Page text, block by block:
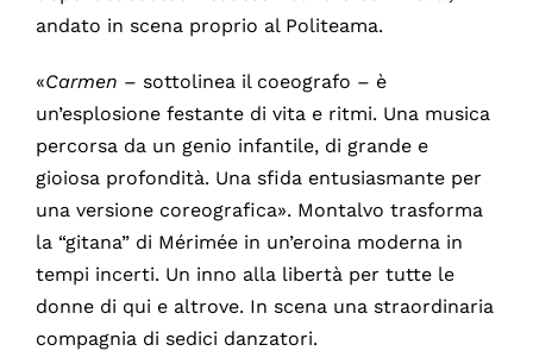
andato in scena proprio al Politeama.
«Carmen – sottolinea il coeografo – è
un’esplosione festante di vita e ritmi. Una musica
percorsa da un genio infantile, di grande e
gioiosa profondità. Una sfida entusiasmante per
una versione coreografica». Montalvo trasforma
la “gitana” di Mérimée in un’eroina moderna in
tempi incerti. Un inno alla libertà per tutte le
donne di qui e altrove. In scena una straordinaria
compagnia di sedici danzatori.